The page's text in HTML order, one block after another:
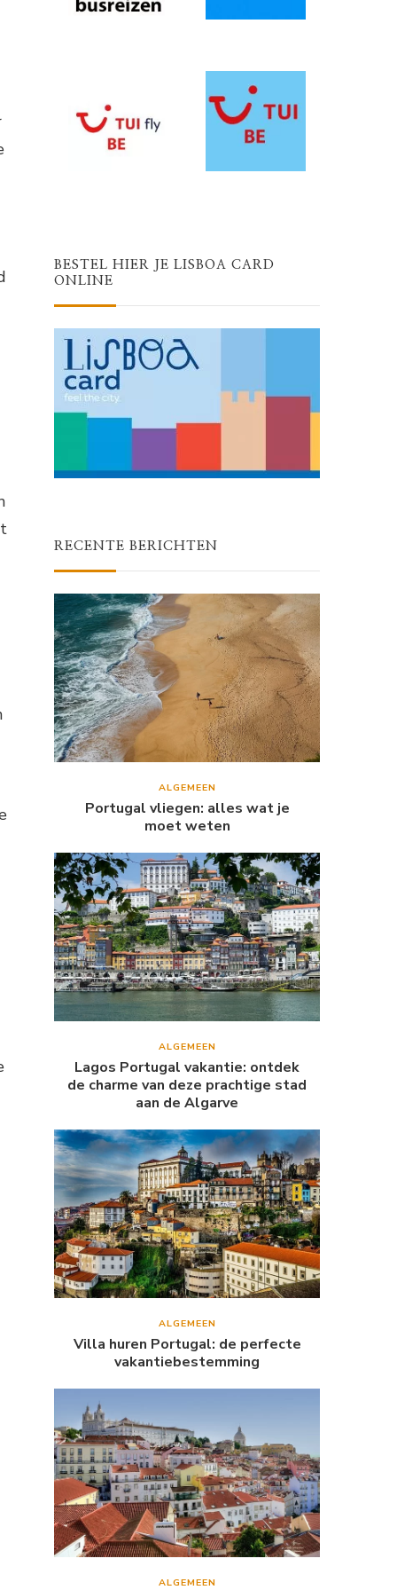
BESTEL HIER JE LISBOA CARD
ONLINE
RECENTE BERICHTEN
ALGEMEEN
Portugal vliegen: alles wat je
moet weten
ALGEMEEN
Lagos Portugal vakantie: ontdek
de charme van deze prachtige stad
aan de Algarve
ALGEMEEN
Villa huren Portugal: de perfecte
vakantiebestemming
ALGEMEEN